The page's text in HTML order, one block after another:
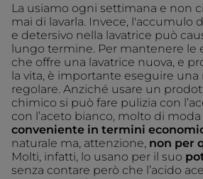
La usiamo ogni settimana e non
mai di lavarla. Invece, l'accumulo
e detersivo nella lavatrice può
lungo termine. Per mantenere le
che offre una lavatrice nuova, e
la vita, è importante eseguire
regolare. Anziché usare un
chimico si può fare pulizia con
con l’aceto bianco, molto di
conveniente in termini
naturale ma, attenzione, non per
Molti, infatti, lo usano per il suo
senza contare però che l’acido